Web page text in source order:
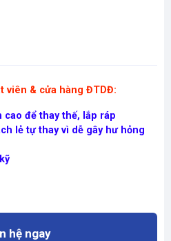
viên & cửa hàng ĐTDĐ:
cao để thay thế, lắp ráp
lẻ tự thay vì dễ gây hư hỏng
hệ ngay